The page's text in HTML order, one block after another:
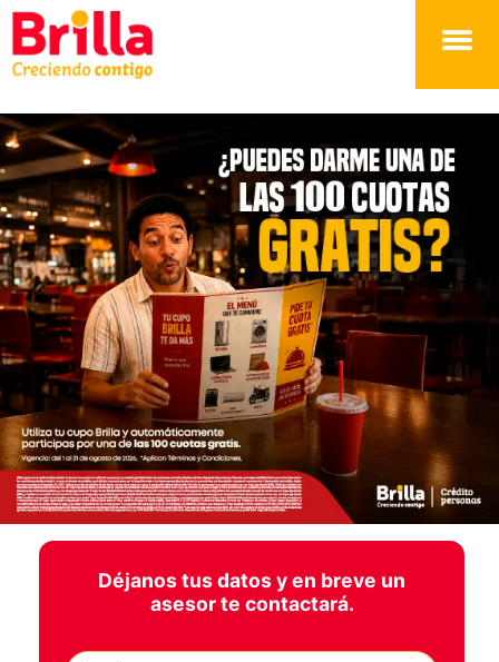
Déjanos tus datos y en breve un
asesor te contactará.